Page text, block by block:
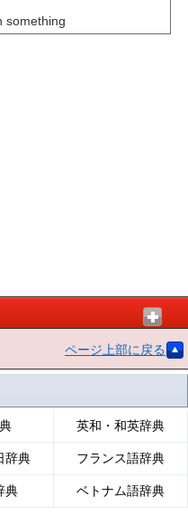
something
ページ上部に戻る
英和・和英辞典
辞典 フランス語辞典
典 ベトナム語辞典